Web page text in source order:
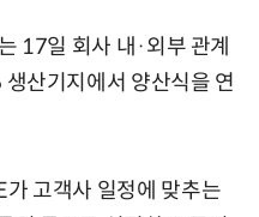
17일 회사 내·외부 관계
산기지에서 양산식을 연
가 고객사 일정에 맞추는